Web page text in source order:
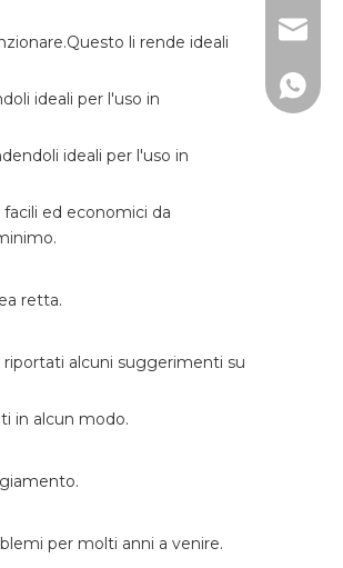
li rende ideali
ideali per l'uso in
ideali per l'uso in
ed economici da
retta.
alcuni suggerimenti su
in alcun modo.
per molti anni a venire.